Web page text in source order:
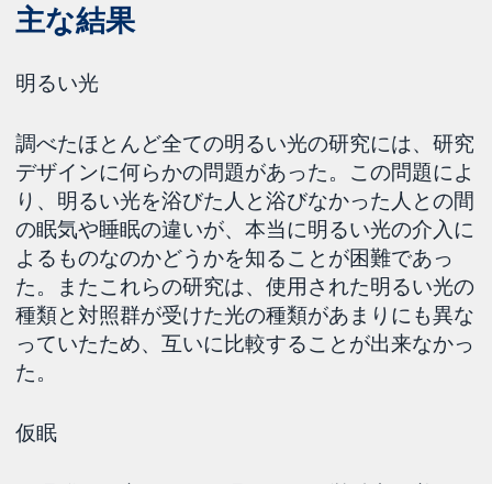
主な結果
明るい光
調べたほとんど全ての明るい光の研究には、研究
デザインに何らかの問題があった。この問題によ
り、明るい光を浴びた人と浴びなかった人との間
の眠気や睡眠の違いが、本当に明るい光の介入に
よるものなのかどうかを知ることが困難であっ
た。またこれらの研究は、使用された明るい光の
種類と対照群が受けた光の種類があまりにも異な
っていたため、互いに比較することが出来なかっ
た。
仮眠